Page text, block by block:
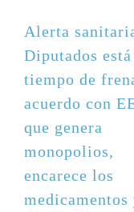
Alerta
Diputados está
tiempo de
acuerdo con
que genera
monopolios,
encarece los
medicamentos